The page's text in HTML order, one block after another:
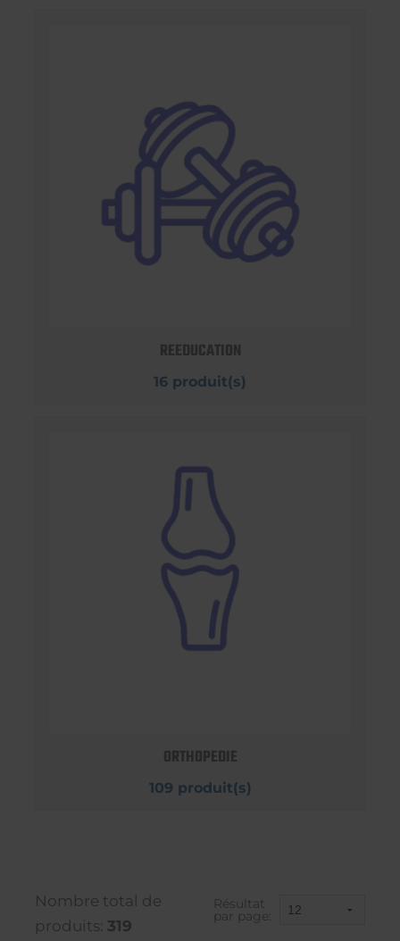
REEDUCATION
16 produit(s)
ORTHOPEDIE
109 produit(s)
Nombre total de
produits: 319
Résultat
par page: